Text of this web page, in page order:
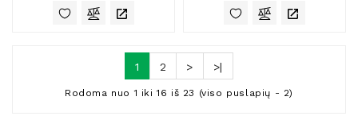
1 2 > >|
Rodoma nuo 1 iki 16 iš 23 (viso puslapių - 2)